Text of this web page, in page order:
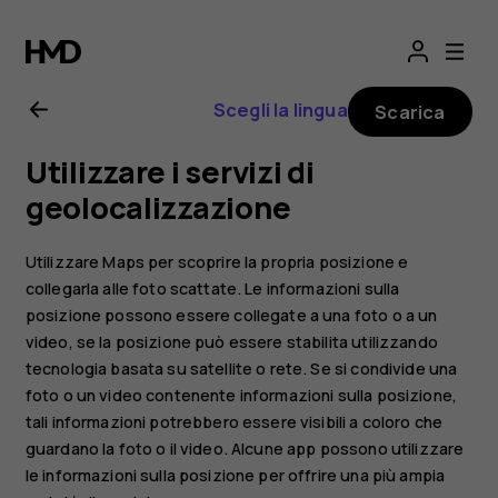
Manuale
d’uso
del
Nokia
6
Scegli la lingua Scarica
Utilizzare i servizi di
geolocalizzazione
Utilizzare Maps per scoprire la propria posizione e
collegarla alle foto scattate. Le informazioni sulla
posizione possono essere collegate a una foto o a un
video, se la posizione può essere stabilita utilizzando
tecnologia basata su satellite o rete. Se si condivide una
foto o un video contenente informazioni sulla posizione,
tali informazioni potrebbero essere visibili a coloro che
guardano la foto o il video. Alcune app possono utilizzare
le informazioni sulla posizione per offrire una più ampia